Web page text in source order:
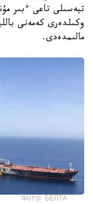
تيەسىلى تاعى ءبىر
وكىلدەرى كەمەنى
مالىمدەدى.
Фото: БЕЛТА